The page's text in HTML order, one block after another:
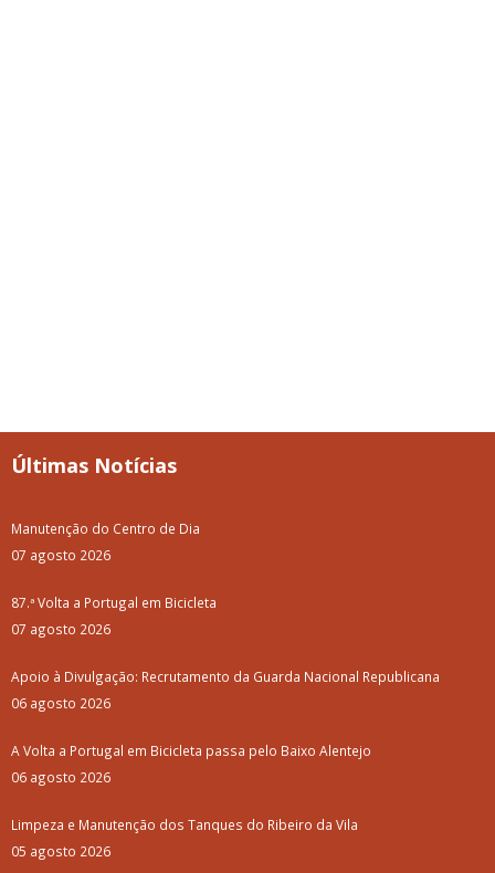
Últimas Notícias
Manutenção do Centro de Dia
07 agosto 2026
87.ª Volta a Portugal em Bicicleta
07 agosto 2026
Apoio à Divulgação: Recrutamento da Guarda Nacional Republicana
06 agosto 2026
A Volta a Portugal em Bicicleta passa pelo Baixo Alentejo
06 agosto 2026
Limpeza e Manutenção dos Tanques do Ribeiro da Vila
05 agosto 2026